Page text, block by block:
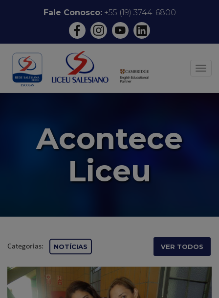
conteúdo
Fale Conosco:+55 (19) 3744-6800
Acontece
Liceu
Categorias: NOTÍCIAS VER TODOS